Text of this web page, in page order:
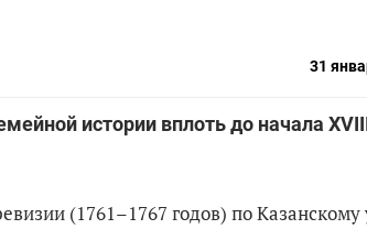
31
истории вплоть до начала
(1761–1767 годов) по Казанскому